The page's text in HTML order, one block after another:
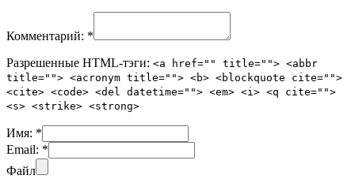
Комментарий: *
Разрешенные HTML-тэги: <a href="" title=""> <abbr
title=""> <acronym title=""> <b> <blockquote cite="">
<cite> <code> <del datetime=""> <em> <i> <q cite="">
<s> <strike> <strong>
Имя: *
Email: *
Файл